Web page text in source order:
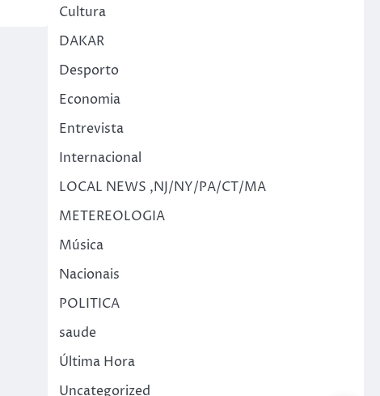
Cultura
DAKAR
Desporto
Economia
Entrevista
Internacional
LOCAL NEWS ,NJ/NY/PA/CT/MA
METEREOLOGIA
Música
Nacionais
POLITICA
saude
Última Hora
Uncategorized